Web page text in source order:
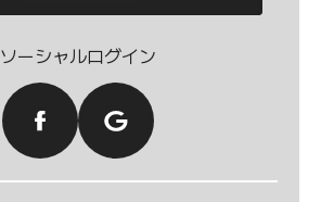
ソーシャルログイン